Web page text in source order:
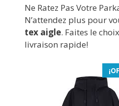
Ne Ratez Pas Votre
N’attendez plus pour
tex aigle. Faites le
livraison rapide!